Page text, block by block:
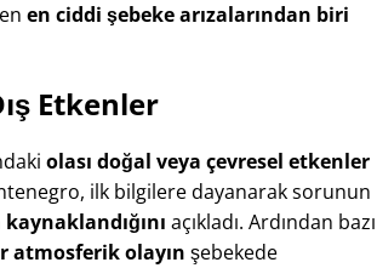
en ciddi şebeke arızalarından biri
Etkenler
olası doğal veya çevresel etkenler
ilk bilgilere dayanarak sorunun
açıkladı. Ardından bazı
atmosferik olayın şebekede